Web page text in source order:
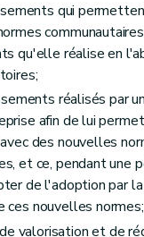
qui
qu'elle réalise en
réalisés par
afin de lui
des nouvelles
et ce, pendant une
de l'adoption par
ces nouvelles normes;
valorisation et de